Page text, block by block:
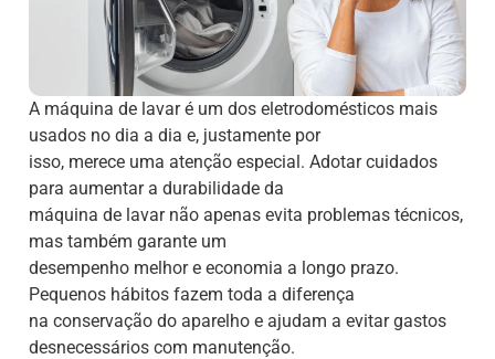
A máquina de lavar é um dos eletrodomésticos mais
usados no dia a dia e, justamente por
isso, merece uma atenção especial. Adotar cuidados
para aumentar a durabilidade da
máquina de lavar não apenas evita problemas técnicos,
mas também garante um
desempenho melhor e economia a longo prazo.
Pequenos hábitos fazem toda a diferença
na conservação do aparelho e ajudam a evitar gastos
desnecessários com manutenção.